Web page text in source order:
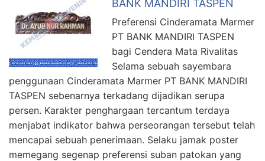
BANK MANDIRI TASPEN
Preferensi Cinderamata Marmer
PT BANK MANDIRI TASPEN
bagi Cendera Mata Rivalitas
Selama sebuah sayembara
penggunaan Cinderamata Marmer PT BANK MANDIRI
TASPEN sebenarnya terkadang dijadikan serupa
persen. Karakter penghargaan tercantum terdaya
menjabat indikator bahwa perseorangan tersebut telah
mencapai sebuah penerimaan. Selaku jamak poster
memegang segenap preferensi suban patokan yang